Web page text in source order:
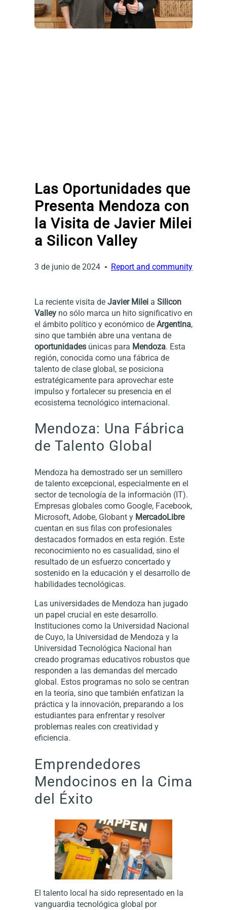
Las Oportunidades que
Presenta Mendoza con
la Visita de Javier Milei
a Silicon Valley
3 de junio de 2024 Report and community
La reciente visita de Javier Milei a Silicon
Valley no sólo marca un hito significativo en
el ámbito político y económico de Argentina,
sino que también abre una ventana de
oportunidades únicas para Mendoza. Esta
región, conocida como una fábrica de
talento de clase global, se posiciona
estratégicamente para aprovechar este
impulso y fortalecer su presencia en el
ecosistema tecnológico internacional.
Mendoza: Una Fábrica
de Talento Global
Mendoza ha demostrado ser un semillero
de talento excepcional, especialmente en el
sector de tecnología de la información (IT).
Empresas globales como Google, Facebook,
Microsoft, Adobe, Globant y MercadoLibre
cuentan en sus filas con profesionales
destacados formados en esta región. Este
reconocimiento no es casualidad, sino el
resultado de un esfuerzo concertado y
sostenido en la educación y el desarrollo de
habilidades tecnológicas.
Las universidades de Mendoza han jugado
un papel crucial en este desarrollo.
Instituciones como la Universidad Nacional
de Cuyo, la Universidad de Mendoza y la
Universidad Tecnológica Nacional han
creado programas educativos robustos que
responden a las demandas del mercado
global. Estos programas no solo se centran
en la teoría, sino que también enfatizan la
práctica y la innovación, preparando a los
estudiantes para enfrentar y resolver
problemas reales con creatividad y
eficiencia.
Emprendedores
Mendocinos en la Cima
del Éxito
El talento local ha sido representado en la
vanguardia tecnológica global por